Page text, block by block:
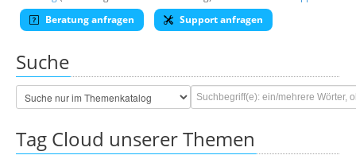
Beratung anfragen
Support anfragen
Suche
Tag Cloud unserer Themen